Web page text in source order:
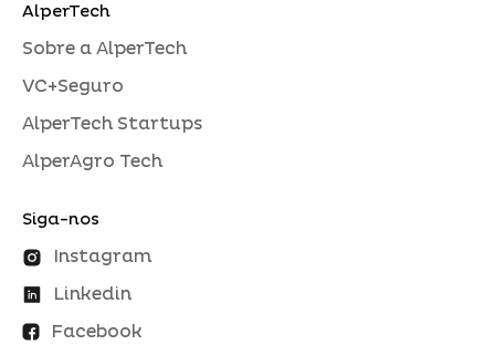
AlperTech
Sobre a AlperTech
VC+Seguro
AlperTech Startups
AlperAgro Tech
Siga-nos
Instagram
Linkedin
Facebook